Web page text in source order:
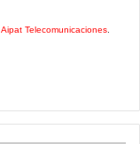
Aipat Telecomunicaciones.